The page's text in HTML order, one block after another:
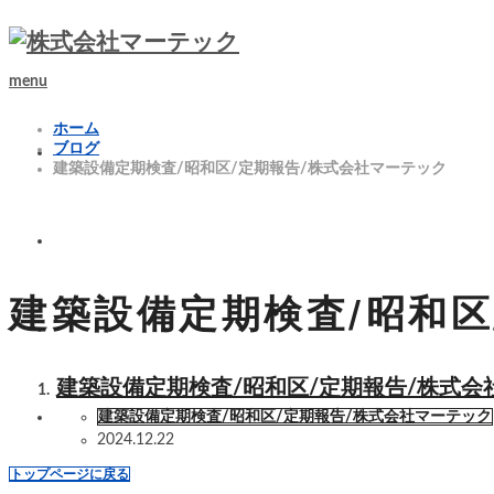
menu
ホーム
ブログ
建築設備定期検査/昭和区/定期報告/株式会社マーテック
建築設備定期検査/昭和
建築設備定期検査/昭和区/定期報告/株式会
建築設備定期検査/昭和区/定期報告/株式会社マーテック
2024.12.22
トップページに戻る